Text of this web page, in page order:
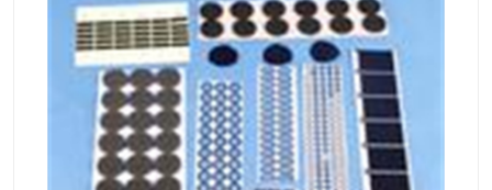
PORON泡棉 防火海绵
EVA珍珠棉异形 硅胶脚垫
佛橡胶泡棉